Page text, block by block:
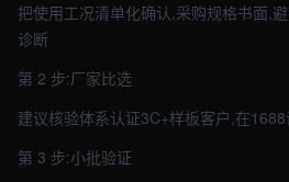
把使用工况清单化确认,采购规格书面,
诊断
第 2 步:厂家比选
建议核验体系认证3C+样板客户,在1688
第 3 步:小批验证